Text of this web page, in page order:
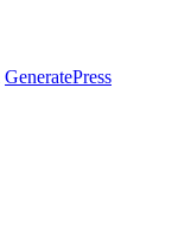
GeneratePress